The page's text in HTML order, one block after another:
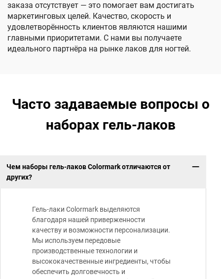
заказа отсутствует — это помогает вам достигать
маркетинговых целей. Качество, скорость и
удовлетворённость клиентов являются нашими
главными приоритетами. С нами вы получаете
идеального партнёра на рынке лаков для ногтей.
Часто задаваемые вопросы о
наборах гель-лаков
Чем наборы гель-лаков Colormark отличаются от
других?
Гель-лаки Colormark выделяются
благодаря нашей приверженности
качеству и возможности персонализации.
Мы используем передовые
производственные технологии и
высококачественные ингредиенты, чтобы
обеспечить долговечность и